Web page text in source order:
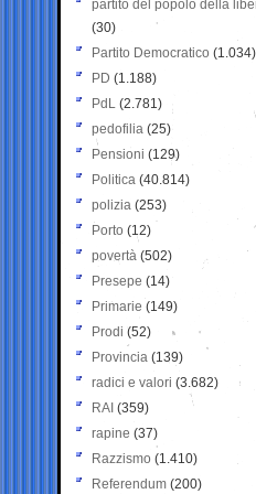
partito del popolo della
(30)
Partito Democratico (1.034)
PD (1.188)
PdL (2.781)
pedofilia (25)
Pensioni (129)
Politica (40.814)
polizia (253)
Porto (12)
povertà (502)
Presepe (14)
Primarie (149)
Prodi (52)
Provincia (139)
radici e valori (3.682)
RAI (359)
rapine (37)
Razzismo (1.410)
Referendum (200)